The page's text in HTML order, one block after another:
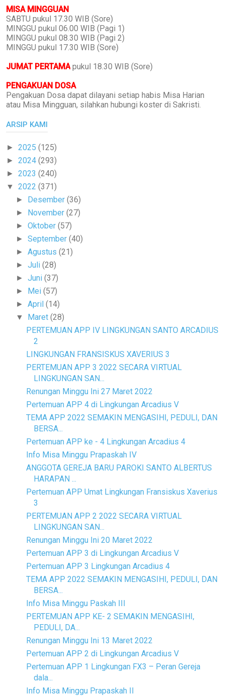
MISA MINGGUAN
SABTU pukul 17.30 WIB (Sore)
MINGGU pukul 06.00 WIB (Pagi 1)
MINGGU pukul 08.30 WIB (Pagi 2)
MINGGU pukul 17.30 WIB (Sore)
JUMAT PERTAMA pukul 18.30 WIB (Sore)
PENGAKUAN DOSA
Pengakuan Dosa dapat dilayani setiap habis Misa Harian
atau Misa Mingguan, silahkan hubungi koster di Sakristi.
ARSIP KAMI
► 2025 (125)
► 2024 (293)
► 2023 (240)
▼ 2022 (371)
► Desember(36)
► November(27)
►Oktober(57)
►September(40)
►Agustus(21)
►Juli(28)
►Juni(37)
► Mei(57)
►April(14)
▼ Maret(28)
PERTEMUAN APP IV LINGKUNGAN SANTO ARCADIUS
2
LINGKUNGAN FRANSISKUS XAVERIUS 3
PERTEMUAN APP 3 2022 SECARA VIRTUAL
LINGKUNGAN SAN...
Renungan Minggu Ini 27 Maret 2022
Pertemuan APP 4 di Lingkungan Arcadius V
TEMA APP 2022 SEMAKIN MENGASIHI, PEDULI, DAN
BERSA...
Pertemuan APP ke - 4 Lingkungan Arcadius 4
Info Misa Minggu Prapaskah IV
ANGGOTA GEREJA BARU PAROKI SANTO ALBERTUS
HARAPAN ...
Pertemuan APP Umat Lingkungan Fransiskus Xaverius
3
PERTEMUAN APP 2 2022 SECARA VIRTUAL
LINGKUNGAN SAN...
Renungan Minggu Ini 20 Maret 2022
Pertemuan APP 3 di Lingkungan Arcadius V
Pertemuan APP 3 Lingkungan Arcadius 4
TEMA APP 2022 SEMAKIN MENGASIHI, PEDULI, DAN
BERSA...
Info Misa Minggu Paskah III
PERTEMUAN APP KE- 2 SEMAKIN MENGASIHI,
PEDULI, DA...
Renungan Minggu Ini 13 Maret 2022
Pertemuan APP 2 di Lingkungan Arcadius V
Pertemuan APP 1 Lingkungan FX3 – Peran Gereja
dala...
Info Misa Minggu Prapaskah II